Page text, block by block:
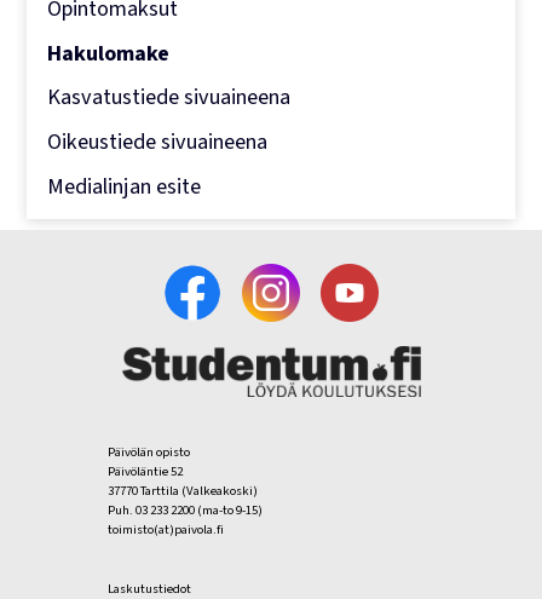
Opintomaksut
Hakulomake
Kasvatustiede sivuaineena
Oikeustiede sivuaineena
Medialinjan esite
Päivölän opisto
Päivöläntie 52
37770 Tarttila (Valkeakoski)
Puh. 03 233 2200 (ma-to 9-15)
toimisto(at)paivola.fi
Laskutustiedot